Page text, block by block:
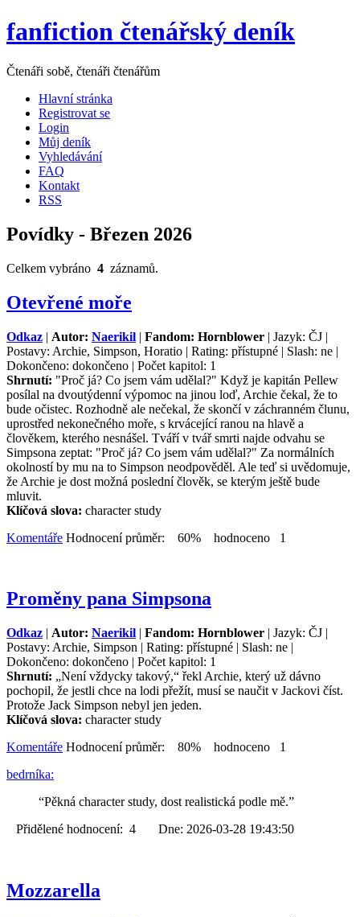
fanfiction čtenářský deník
Čtenáři sobě, čtenáři čtenářům
Hlavní stránka
Registrovat se
Login
Můj deník
Vyhledávání
FAQ
Kontakt
RSS
Povídky - Březen 2026
Celkem vybráno 4 záznamů.
Otevřené moře
Odkaz | Autor: Naerikil | Fandom: Hornblower | Jazyk: ČJ |
Postavy: Archie, Simpson, Horatio | Rating: přístupné | Slash: ne |
Dokončeno: dokončeno | Počet kapitol: 1
Shrnutí: "Proč já? Co jsem vám udělal?" Když je kapitán Pellew
posílal na dvoutýdenní výpomoc na jinou loď, Archie čekal, že to
bude očistec. Rozhodně ale nečekal, že skončí v záchranném člunu,
uprostřed nekonečného moře, s krvácející ranou na hlavě a
člověkem, kterého nesnášel. Tváří v tvář smrti najde odvahu se
Simpsona zeptat: "Proč já? Co jsem vám udělal?" Za normálních
okolností by mu na to Simpson neodpověděl. Ale teď si uvědomuje,
že Archie je dost možná poslední člověk, se kterým ještě bude
mluvit.
Klíčová slova: character study
Komentáře Hodnocení průměr: 60% hodnoceno 1
Proměny pana Simpsona
Odkaz | Autor: Naerikil | Fandom: Hornblower | Jazyk: ČJ |
Postavy: Archie, Simpson | Rating: přístupné | Slash: ne |
Dokončeno: dokončeno | Počet kapitol: 1
Shrnutí: „Není vždycky takový,“ řekl Archie, který už dávno
pochopil, že jestli chce na lodi přežít, musí se naučit v Jackovi číst.
Protože Jack Simpson nebyl jen jeden.
Klíčová slova: character study
Komentáře Hodnocení průměr: 80% hodnoceno 1
bedrníka:
“Pěkná character study, dost realistická podle mě.”
Přidělené hodnocení: 4 Dne: 2026-03-28 19:43:50
Mozzarella